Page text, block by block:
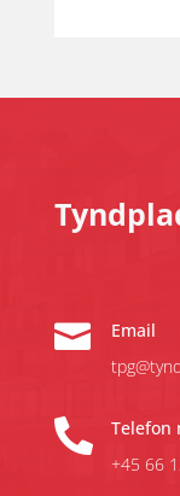

Email

Telefon
+45 66